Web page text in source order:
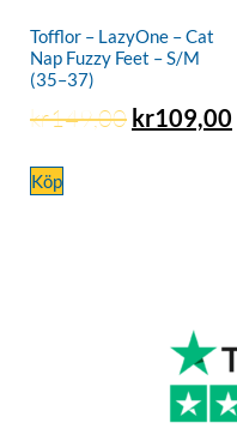
Tofflor – LazyOne – Cat
Nap Fuzzy Feet – S/M
(35–37)
kr149,00 kr109,00
Köp